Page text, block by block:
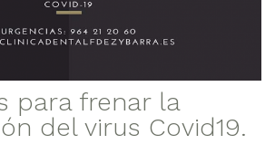
para frenar la
del virus Covid19.